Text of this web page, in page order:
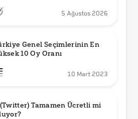
5 Ağustos 2026
Genel Seçimlerinin En
10 Oy Oranı
10 Mart 2023
Tamamen Ücretli mi